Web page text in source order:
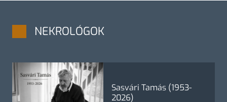
NEKROLÓGOK
Sasvári Tamás (1953-
2026)